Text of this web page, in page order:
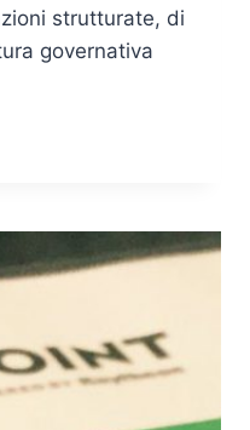
strutturate, di
governativa